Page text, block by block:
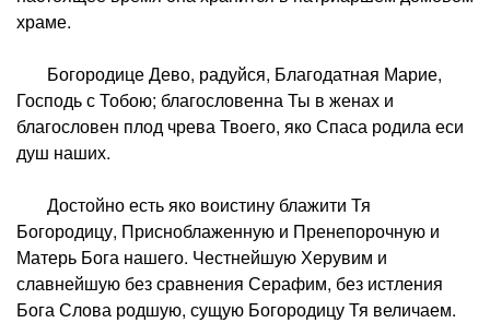
храме.
Богородице Дево, радуйся, Благодатная Марие,
Господь с Тобою; благословенна Ты в женах и
благословен плод чрева Твоего, яко Спаса родила еси
душ наших.
Достойно есть яко воистину блажити Тя
Богородицу, Присноблаженную и Пренепорочную и
Матерь Бога нашего. Честнейшую Херувим и
славнейшую без сравнения Серафим, без истления
Бога Слова родшую, сущую Богородицу Тя величаем.